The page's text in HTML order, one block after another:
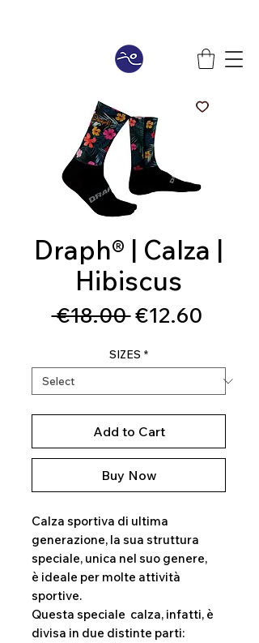
Draph® | Calza |
Hibiscus
€18.00 Regular
€12.60Sale
SIZES *
Add to Cart
Buy Now
Calza sportiva di ultima
generazione, la sua struttura
speciale, unica nel suo genere,
è ideale per molte attività
sportive.
Questa speciale calza, infatti, è
divisa in due distinte parti: